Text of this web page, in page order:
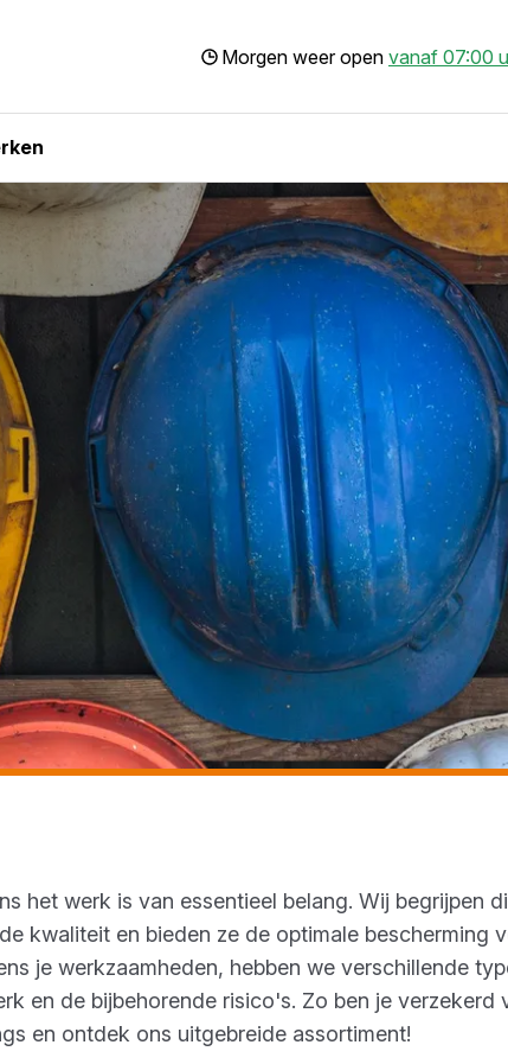
Morgen weer open vanaf 07:00
het werk is van essentieel belang. Wij begrijpen
kwaliteit en bieden ze de optimale bescherming
je werkzaamheden, hebben we verschillende
en de bijbehorende risico's. Zo ben je verzekerd
en ontdek ons uitgebreide assortiment!